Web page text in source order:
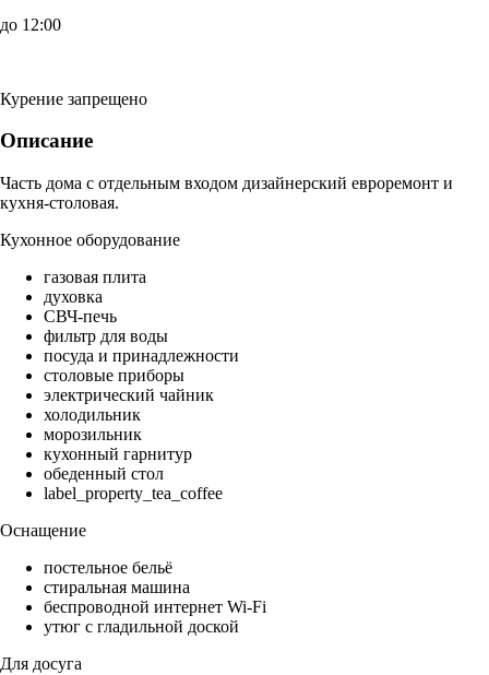
до 12:00
Курение запрещено
Описание
Часть дома с отдельным входом дизайнерский евроремонт и
кухня-столовая.
Кухонное оборудование
газовая плита
духовка
СВЧ-печь
фильтр для воды
посуда и принадлежности
столовые приборы
электрический чайник
холодильник
морозильник
кухонный гарнитур
обеденный стол
label_property_tea_coffee
Оснащение
постельное бельё
стиральная машина
беспроводной интернет Wi-Fi
утюг с гладильной доской
Для досуга